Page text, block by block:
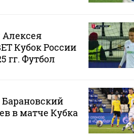
Алексея
Кубок России
гг. Футбол
Барановский
в матче Кубка